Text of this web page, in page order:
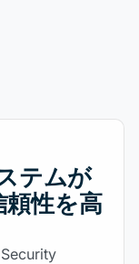
テムが
性を高